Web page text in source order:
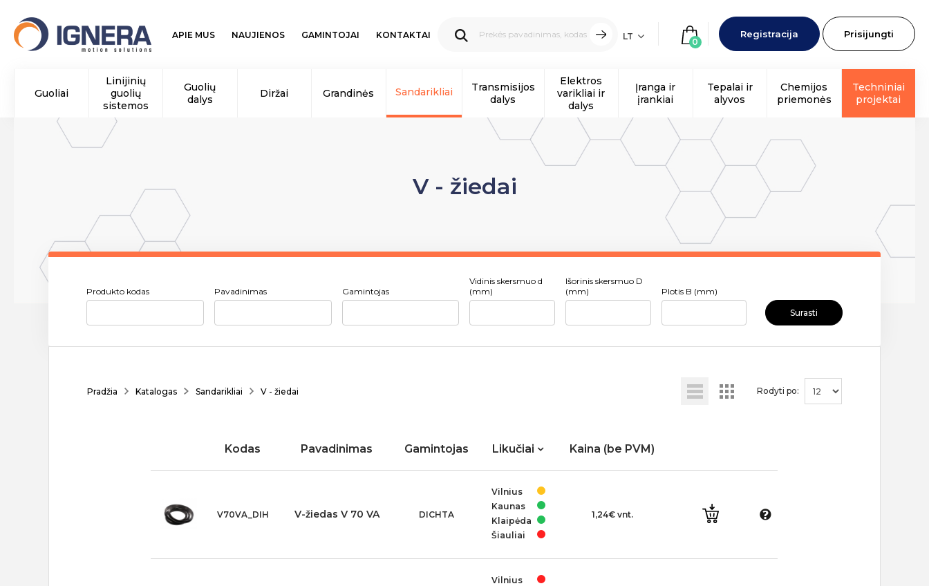
APIE MUS NAUJIENOS GAMINTOJAI KONTAKTAI LT
0
Registracija Prisijungti
Guoliai
Linijinių
guolių
sistemos
Guolių
dalys
Diržai Grandinės Sandarikliai
Transmisijos
dalys
Elektros
varikliai ir
dalys
Įranga ir
įrankiai
Tepalai ir
alyvos
Chemijos
priemonės
Techniniai
projektai
V - žiedai
Produkto kodas Pavadinimas Gamintojas
Vidinis skersmuo d
(mm)
Išorinis skersmuo D
(mm)
Plotis B (mm)
Surasti
Pradžia Katalogas Sandarikliai V - žiedai Rodyti po:
Kodas Pavadinimas Gamintojas Likučiai Kaina (be PVM)
V70VA_DIH V-žiedas V 70 VA DICHTA
Vilnius
Kaunas
Klaipėda
Šiauliai
1,24€ vnt.
Vilnius